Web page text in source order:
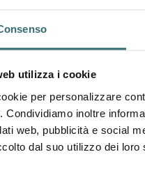
utilizza i cookie
per personalizzare
Condividiamo inoltre
web, pubblicità e social
dal suo utilizzo dei
Filtro ePM1
85% (F9)
nuovo standard di filtri
delle particelle